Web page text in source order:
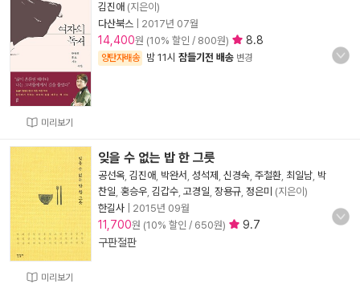
미리보기
김진애 (지은이)
다산북스
2017년 07월
14,400원 (10% 할인 / 800원) 8.8
양탄자배송 밤 11시 잠들기전 배송 변경
미리보기
잊을 수 없는 밥 한 그릇
공선옥 김진애 박완서 성석제 신경숙 주철환 최일남 박
찬일 홍승우 김갑수 고경일 장용규 정은미 (지은이)
한길사
2015년 09월
11,700원 (10% 할인 / 650원)
9.7
구판절판